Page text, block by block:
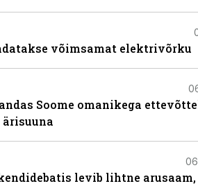
võimsamat elektrivõrku
Soome omanikega
ärisuuna
levib lihtne arusaam,